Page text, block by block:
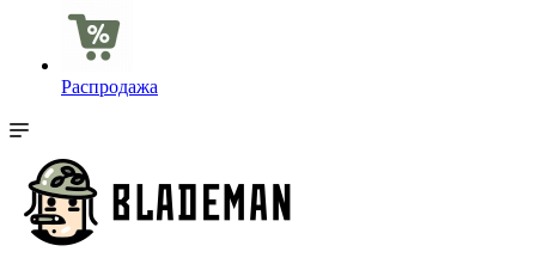
Распродажа